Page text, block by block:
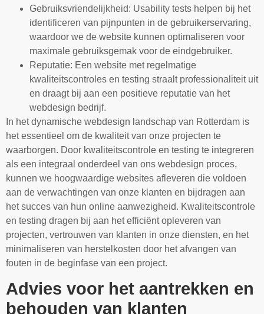
Gebruiksvriendelijkheid: Usability tests helpen bij het
identificeren van pijnpunten in de gebruikerservaring,
waardoor we de website kunnen optimaliseren voor
maximale gebruiksgemak voor de eindgebruiker.
Reputatie: Een website met regelmatige
kwaliteitscontroles en testing straalt professionaliteit uit
en draagt bij aan een positieve reputatie van het
webdesign bedrijf.
In het dynamische webdesign landschap van Rotterdam is
het essentieel om de kwaliteit van onze projecten te
waarborgen. Door kwaliteitscontrole en testing te integreren
als een integraal onderdeel van ons webdesign proces,
kunnen we hoogwaardige websites afleveren die voldoen
aan de verwachtingen van onze klanten en bijdragen aan
het succes van hun online aanwezigheid. Kwaliteitscontrole
en testing dragen bij aan het efficiënt opleveren van
projecten, vertrouwen van klanten in onze diensten, en het
minimaliseren van herstelkosten door het afvangen van
fouten in de beginfase van een project.
Advies voor het aantrekken en
behouden van klanten